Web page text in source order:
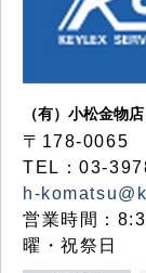
（有）小松金物店
〒178-0065
TEL：03-
h-
営業時間：
曜・祝祭日